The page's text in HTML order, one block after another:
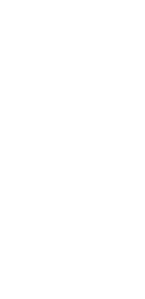
comienza
La UMA alberga
partidos en